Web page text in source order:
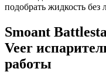
подобрать жидкость без
Smoant
Veer
работы